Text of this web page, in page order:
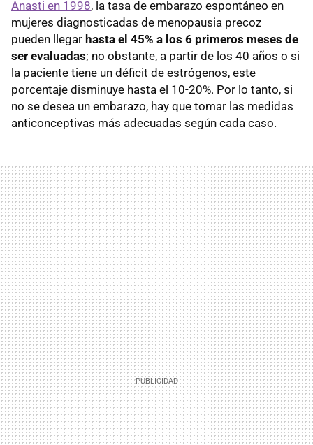
Anasti en 1998, la tasa de embarazo espontáneo en
mujeres diagnosticadas de menopausia precoz
pueden llegar hasta el 45% a los 6 primeros meses de
ser evaluadas; no obstante, a partir de los 40 años o si
la paciente tiene un déficit de estrógenos, este
porcentaje disminuye hasta el 10-20%. Por lo tanto, si
no se desea un embarazo, hay que tomar las medidas
anticonceptivas más adecuadas según cada caso.